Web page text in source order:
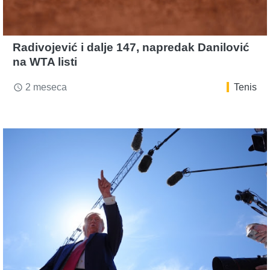
Radivojević i dalje 147, napredak Danilović
na WTA listi
access_time 2 meseca Tenis